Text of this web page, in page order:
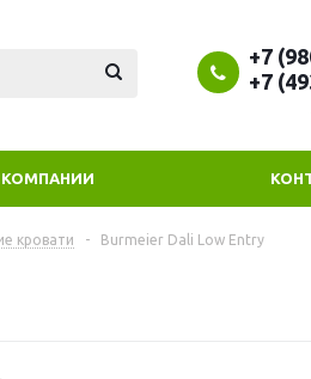
+7
+7
кровати - Burmeier Dali Low Entry